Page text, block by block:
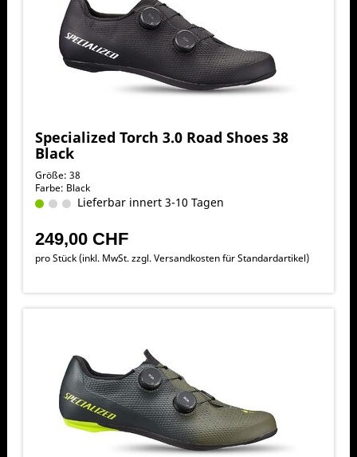
Specialized Torch 3.0 Road Shoes 38
Black
Größe: 38
Farbe: Black
Lieferbar innert 3-10 Tagen
249,00 CHF
pro Stück (inkl. MwSt. zzgl.Versandkosten für Standardartikel)